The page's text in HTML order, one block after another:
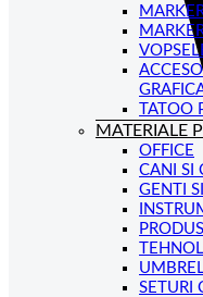
TATOO
MATERIALE
OFFICE
CANI SI
GENTI
SETURI